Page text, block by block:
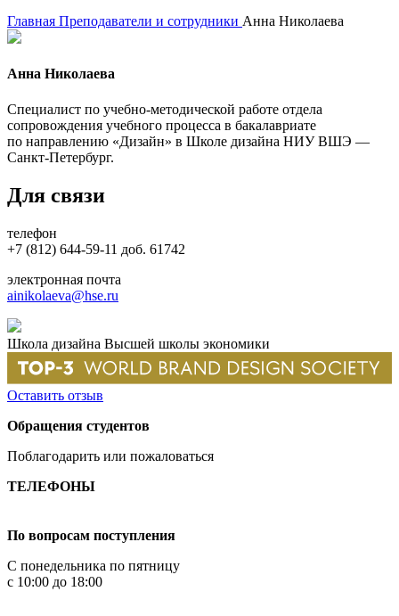
Главная Преподаватели и сотрудники Анна Николаева
Анна Николаева
Специалист по учебно-методической работе отдела
сопровождения учебного процесса в бакалавриате
по направлению «Дизайн» в Школе дизайна НИУ ВШЭ —
Санкт-Петербург.
Для связи
телефон
+7 (812) 644-59-11 доб. 61742
электронная почта
ainikolaeva@hse.ru
Школа дизайна Высшей школы экономики
Оставить отзыв
Обращения студентов
Поблагодарить или пожаловаться
ТЕЛЕФОНЫ
По вопросам поступления
С понедельника по пятницу
с 10:00 до 18:00